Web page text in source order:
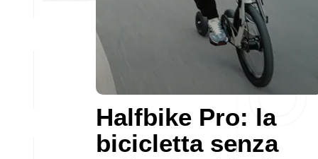
Halfbike Pro: la
bicicletta senza